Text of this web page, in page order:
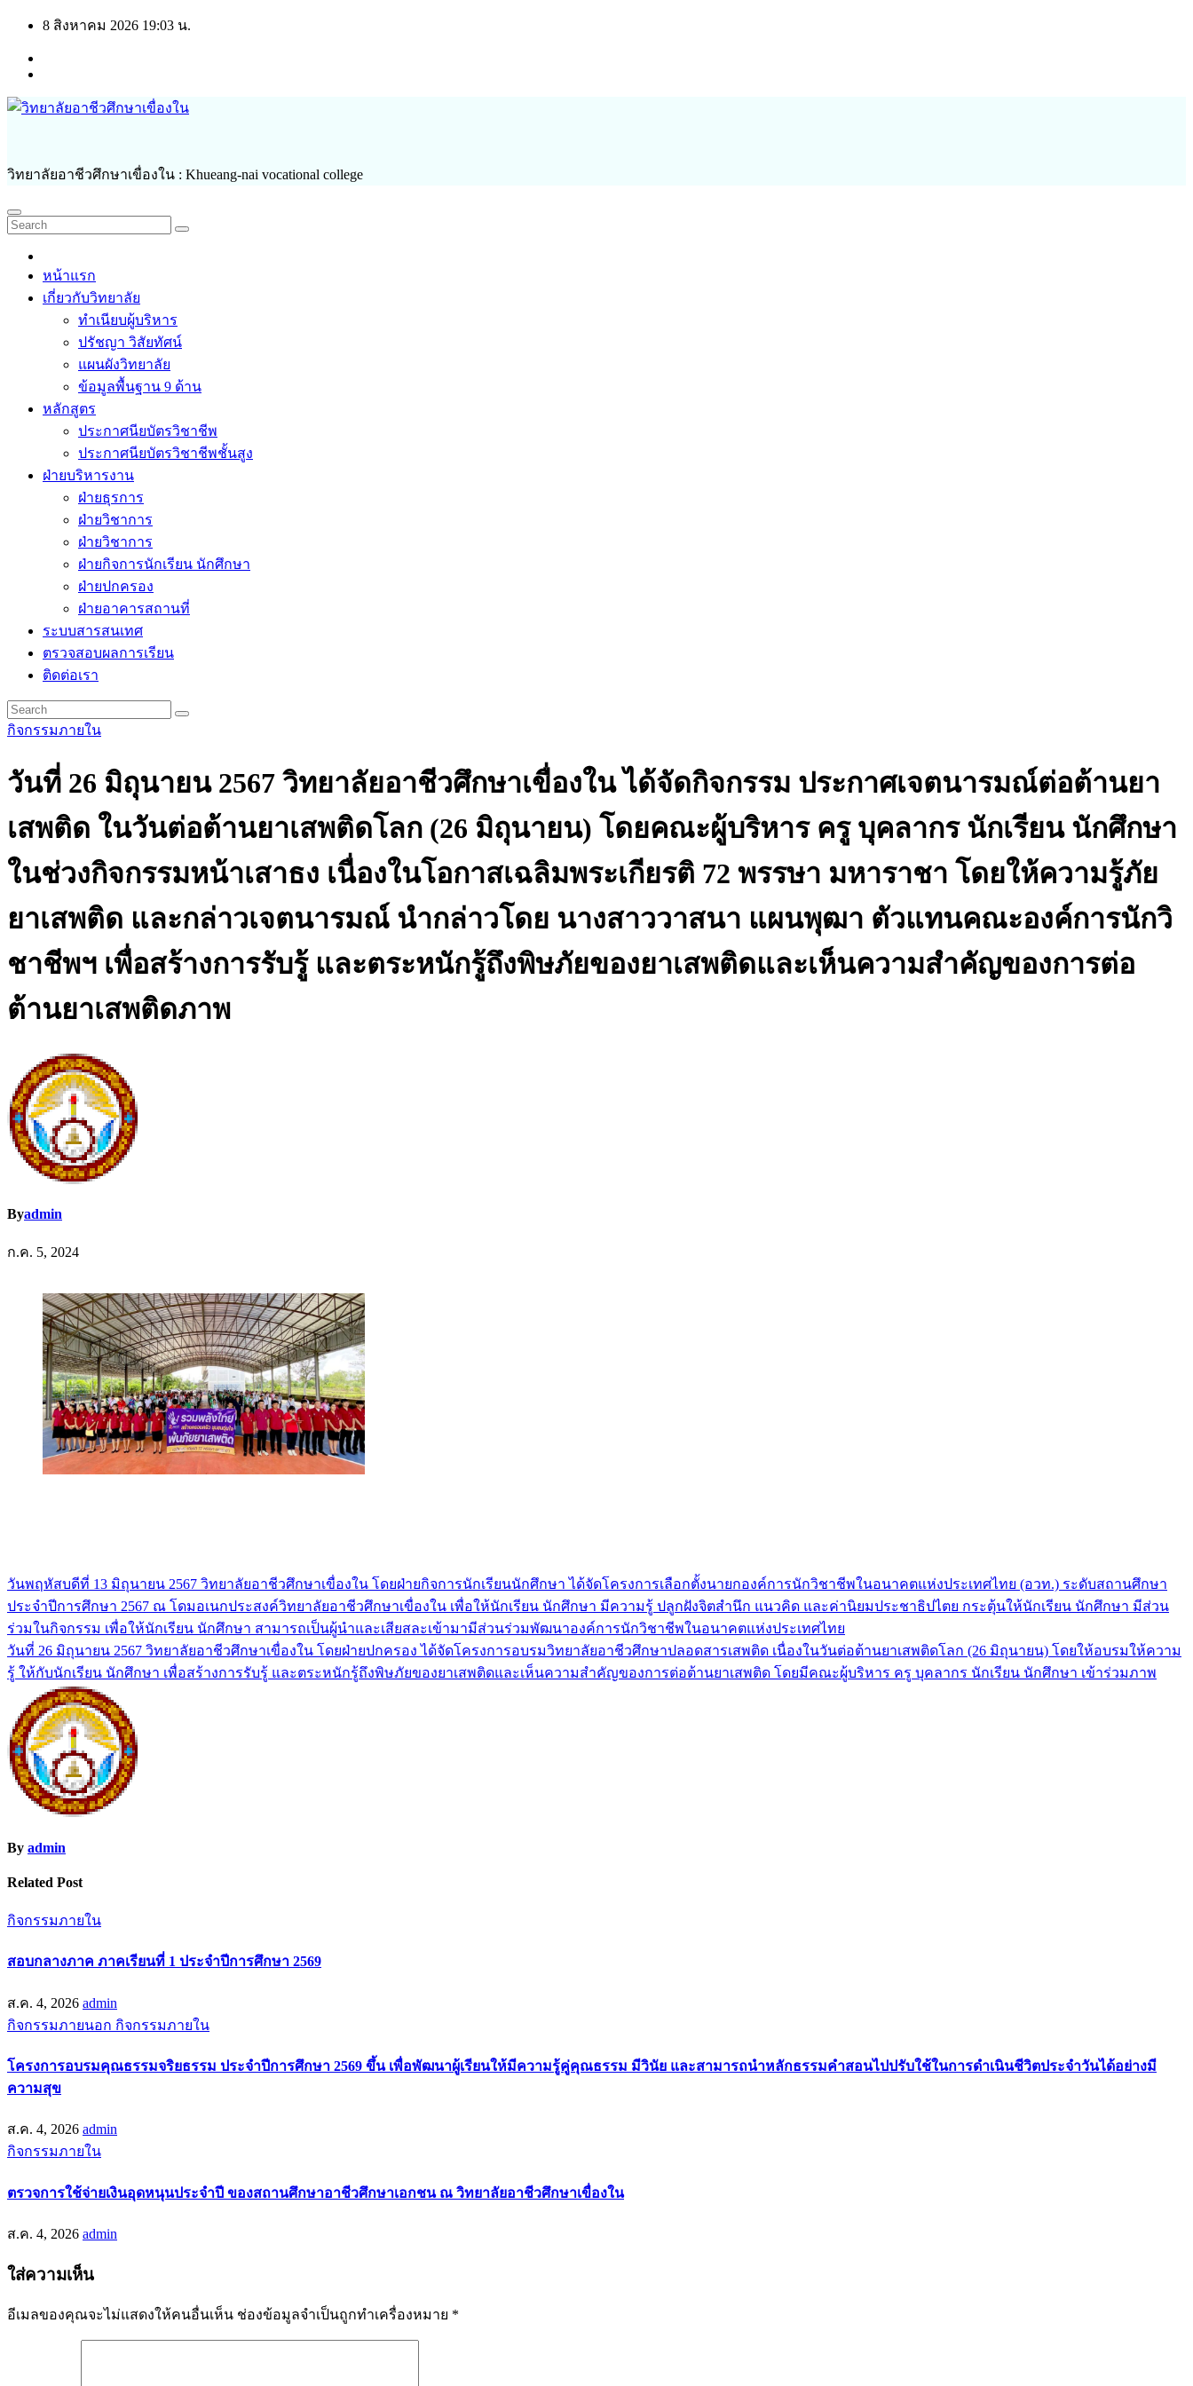
Skip
8 สิงหาคม 2026 19:03 น.
วิทยาลัยอาชีวศึกษาเขื่องใน : Khueang-nai vocational college
หน้าแรก
เกี่ยวกับวิทยาลัย
ทำเนียบผู้บริหาร
ปรัชญา วิสัยทัศน์
แผนผังวิทยาลัย
ข้อมูลพื้นฐาน 9 ด้าน
หลักสูตร
ประกาศนียบัตรวิชาชีพ
ประกาศนียบัตรวิชาชีพชั้นสูง
ฝ่ายบริหารงาน
ฝ่ายธุรการ
ฝ่ายวิชาการ
ฝ่ายวิชาการ
ฝ่ายกิจการนักเรียน นักศึกษา
ฝ่ายปกครอง
ฝ่ายอาคารสถานที่
ระบบสารสนเทศ
ตรวจสอบผลการเรียน
ติดต่อเรา
กิจกรรมภายใน
วันที่ 26 มิถุนายน 2567 วิทยาลัยอาชีวศึกษาเขื่องใน ได้จัดกิจกรรม ประกาศเจตนารมณ์ต่อต้านยา
เสพติด ในวันต่อต้านยาเสพติดโลก (26 มิถุนายน) โดยคณะผู้บริหาร ครู บุคลากร นักเรียน นักศึกษา
ในช่วงกิจกรรมหน้าเสาธง เนื่องในโอกาสเฉลิมพระเกียรติ 72 พรรษา มหาราชา โดยให้ความรู้ภัย
ยาเสพติด และกล่าวเจตนารมณ์ นำกล่าวโดย นางสาววาสนา แผนพุฒา ตัวแทนคณะองค์การนักวิ
ชาชีพฯ เพื่อสร้างการรับรู้​ และตระหนักรู้ถึงพิษภัยของยาเสพติดและเห็นความสำคัญของการต่อ
ต้านยาเสพติดภาพ
Byadmin
ก.ค. 5, 2024
แนะแนว
เรื่อง
วันพฤหัสบดีที่ 13 มิถุนายน 2567 วิทยาลัยอาชีวศึกษาเขื่องใน โดยฝ่ายกิจการนักเรียนนักศึกษา ได้จัดโครงการเลือกตั้งนายกองค์การนักวิชาชีพในอนาคตแห่งประเทศไทย (อวท.) ระดับสถานศึกษา
ประจำปีการศึกษา 2567 ณ โดมอเนกประสงค์วิทยาลัยอาชีวศึกษาเขื่องใน เพื่อให้นักเรียน นักศึกษา มีความรู้ ปลูกฝังจิตสำนึก แนวคิด และค่านิยมประชาธิปไตย กระตุ้นให้นักเรียน นักศึกษา มีส่วน
ร่วมในกิจกรรม เพื่อให้นักเรียน นักศึกษา สามารถเป็นผู้นำและเสียสละเข้ามามีส่วนร่วมพัฒนาองค์การนักวิชาชีพในอนาคตแห่งประเทศไทย
วันที่ 26 มิถุนายน 2567 วิทยาลัยอาชีวศึกษาเขื่องใน โดยฝ่ายปกครอง ได้จัดโครงการอบรมวิทยาลัยอาชีวศึกษาปลอดสารเสพติด เนื่องในวันต่อต้านยาเสพติดโลก (26 มิถุนายน) โดยให้อบรมให้ความ
รู้ ให้กับนักเรียน นักศึกษา เพื่อสร้างการรับรู้ และตระหนักรู้ถึงพิษภัยของยาเสพติดและเห็นความสำคัญของการต่อต้านยาเสพติด โดยมีคณะผู้บริหาร ครู บุคลากร นักเรียน นักศึกษา เข้าร่วมภาพ
By admin
Related Post
กิจกรรมภายใน
สอบกลางภาค ภาคเรียนที่ 1 ประจำปีการศึกษา 2569
ส.ค. 4, 2026 admin
กิจกรรมภายนอก กิจกรรมภายใน
โครงการอบรมคุณธรรมจริยธรรม ประจำปีการศึกษา 2569 ขึ้น เพื่อพัฒนาผู้เรียนให้มีความรู้คู่คุณธรรม มีวินัย และสามารถนำหลักธรรมคำสอนไปปรับใช้ในการดำเนินชีวิตประจำวันได้อย่างมี
ความสุข
ส.ค. 4, 2026 admin
กิจกรรมภายใน
ตรวจการใช้จ่ายเงินอุดหนุนประจำปี ของสถานศึกษาอาชีวศึกษาเอกชน ณ วิทยาลัยอาชีวศึกษาเขื่องใน
ส.ค. 4, 2026 admin
ใส่ความเห็น
อีเมลของคุณจะไม่แสดงให้คนอื่นเห็น ช่องข้อมูลจำเป็นถูกทำเครื่องหมาย *